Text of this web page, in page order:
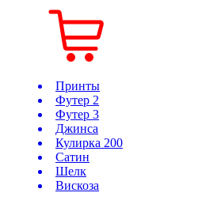
Принты
Футер 2
Футер 3
Джинса
Кулирка 200
Сатин
Шелк
Вискоза